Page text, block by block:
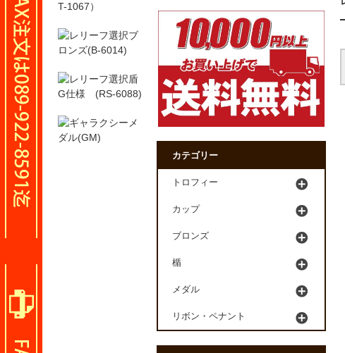
カテゴリー
トロフィー
カップ
ブロンズ
楯
メダル
リボン・ペナント